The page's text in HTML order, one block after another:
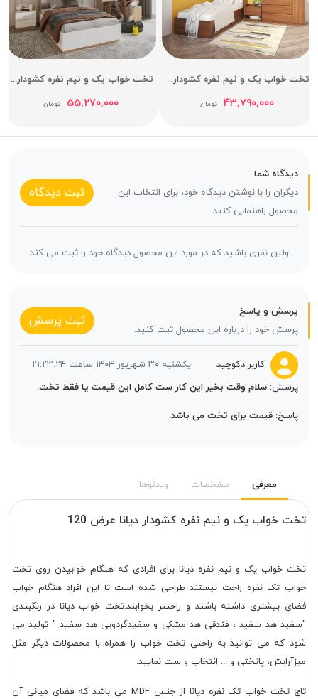
تخت خواب یک و نیم نفره کشودار آدونیس عرض 120
۴۳,۷۹۰,۰۰۰ تومان
تخت خواب یک و نیم نفره کشودار هرمس عرض 120
۵۵,۲۷۰,۰۰۰ تومان
شما
را با نوشتن دیدگاه خود، برای انتخاب این
راهنمایی کنید.
ثبت دیدگاه
اولین نفری باشید که در مورد این محصول دیدگاه خود را ثبت می کند.
و پاسخ
خود را درباره این محصول ثبت کنید.
ثبت پرسش
کاربر دکوچید
یکشنبه ۳۰ شهریور ۱۴۰۴ ساعت ۲۱:۲۳:۲۴
سلام وقت بخیر این کار ست کامل این قیمت یا فقط تخت.
قیمت برای تخت می باشد.
معرفی مشخصات ویدئوها
خواب یک و نیم نفره کشودار دیانا عرض 120
خواب یک و نیم نفره دیانا برای افرادی که هنگام خوابیدن روی تخت
تک نفره راحت نیستند طراحی شده است تا این افراد هنگام خواب
بیشتری داشته باشند و راحتتر بخوابند.تخت خواب دیانا در رنگبندی
هد سفید ، فندقی هد مشکی و سفیدگردویی هد سفید " تولید می
که می توانید به راحتی تخت خواب را همراه با محصولات دیگر مثل
پاتختی و ... انتخاب و ست نمایید.
تاج تخت خواب تک نفره دیانا از جنس MDF می باشد که فضای میانی آن